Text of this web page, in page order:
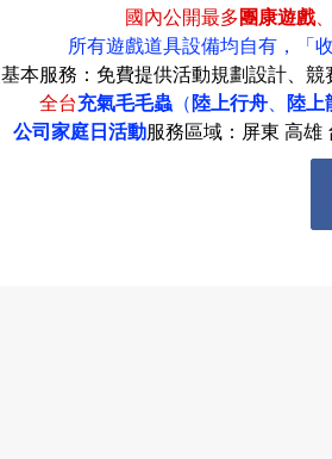
國內公開最多團康遊戲
所有遊戲道具設備均自有，
「
基本服務：免費提供活動規劃設計、
全台充氣毛毛蟲 （ 陸上行舟
陸上
公司家庭日活動服務區域：屏東 高雄